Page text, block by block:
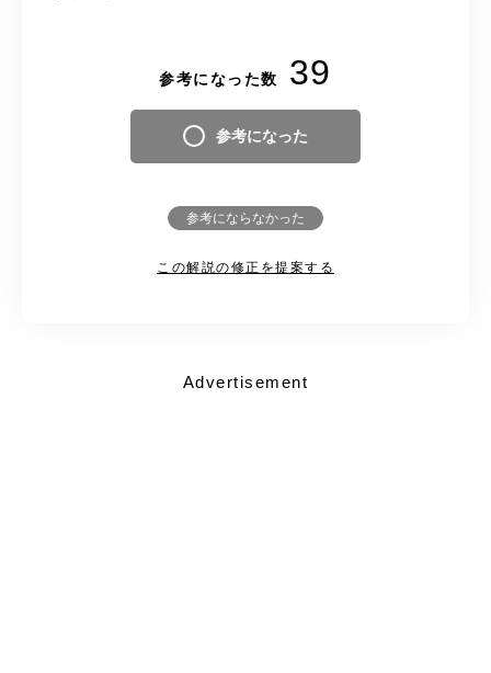
参考になった数 39
参考になった
参考にならなかった
この解説の修正を提案する
Advertisement